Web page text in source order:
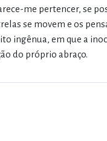
me pertencer, se
se movem e os
ingênua, em que a
do próprio abraço.